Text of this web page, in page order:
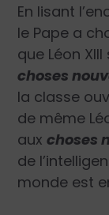
En lisant
le Pape a
que Léon
choses
la classe
de même
auxchoses
de
monde est